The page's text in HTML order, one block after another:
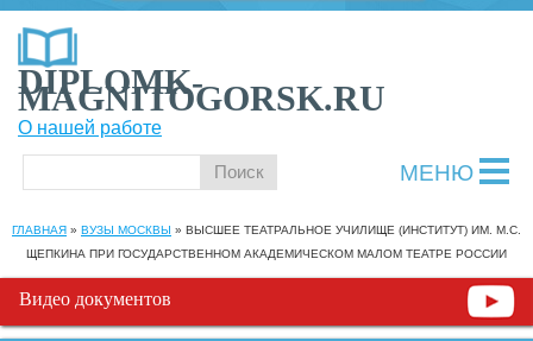
DIPLOMK-
MAGNITOGORSK.RU
О нашей работе
МЕНЮ
ГЛАВНАЯ » ВУЗЫ МОСКВЫ » ВЫСШЕЕ ТЕАТРАЛЬНОЕ УЧИЛИЩЕ (ИНСТИТУТ) ИМ. М.С.
ЩЕПКИНА ПРИ ГОСУДАРСТВЕННОМ АКАДЕМИЧЕСКОМ МАЛОМ ТЕАТРЕ РОССИИ
Видео документов